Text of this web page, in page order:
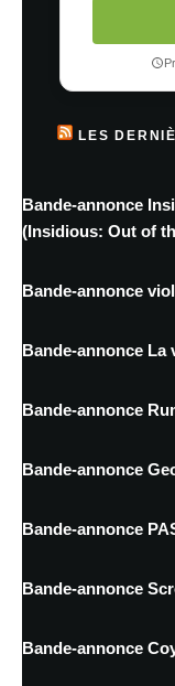
LES
Bande-annonce
(Insidious: Out of
Bande-annonce
Bande-annonce La
Bande-annonce
Bande-annonce
Bande-annonce
Bande-annonce
Bande-annonce